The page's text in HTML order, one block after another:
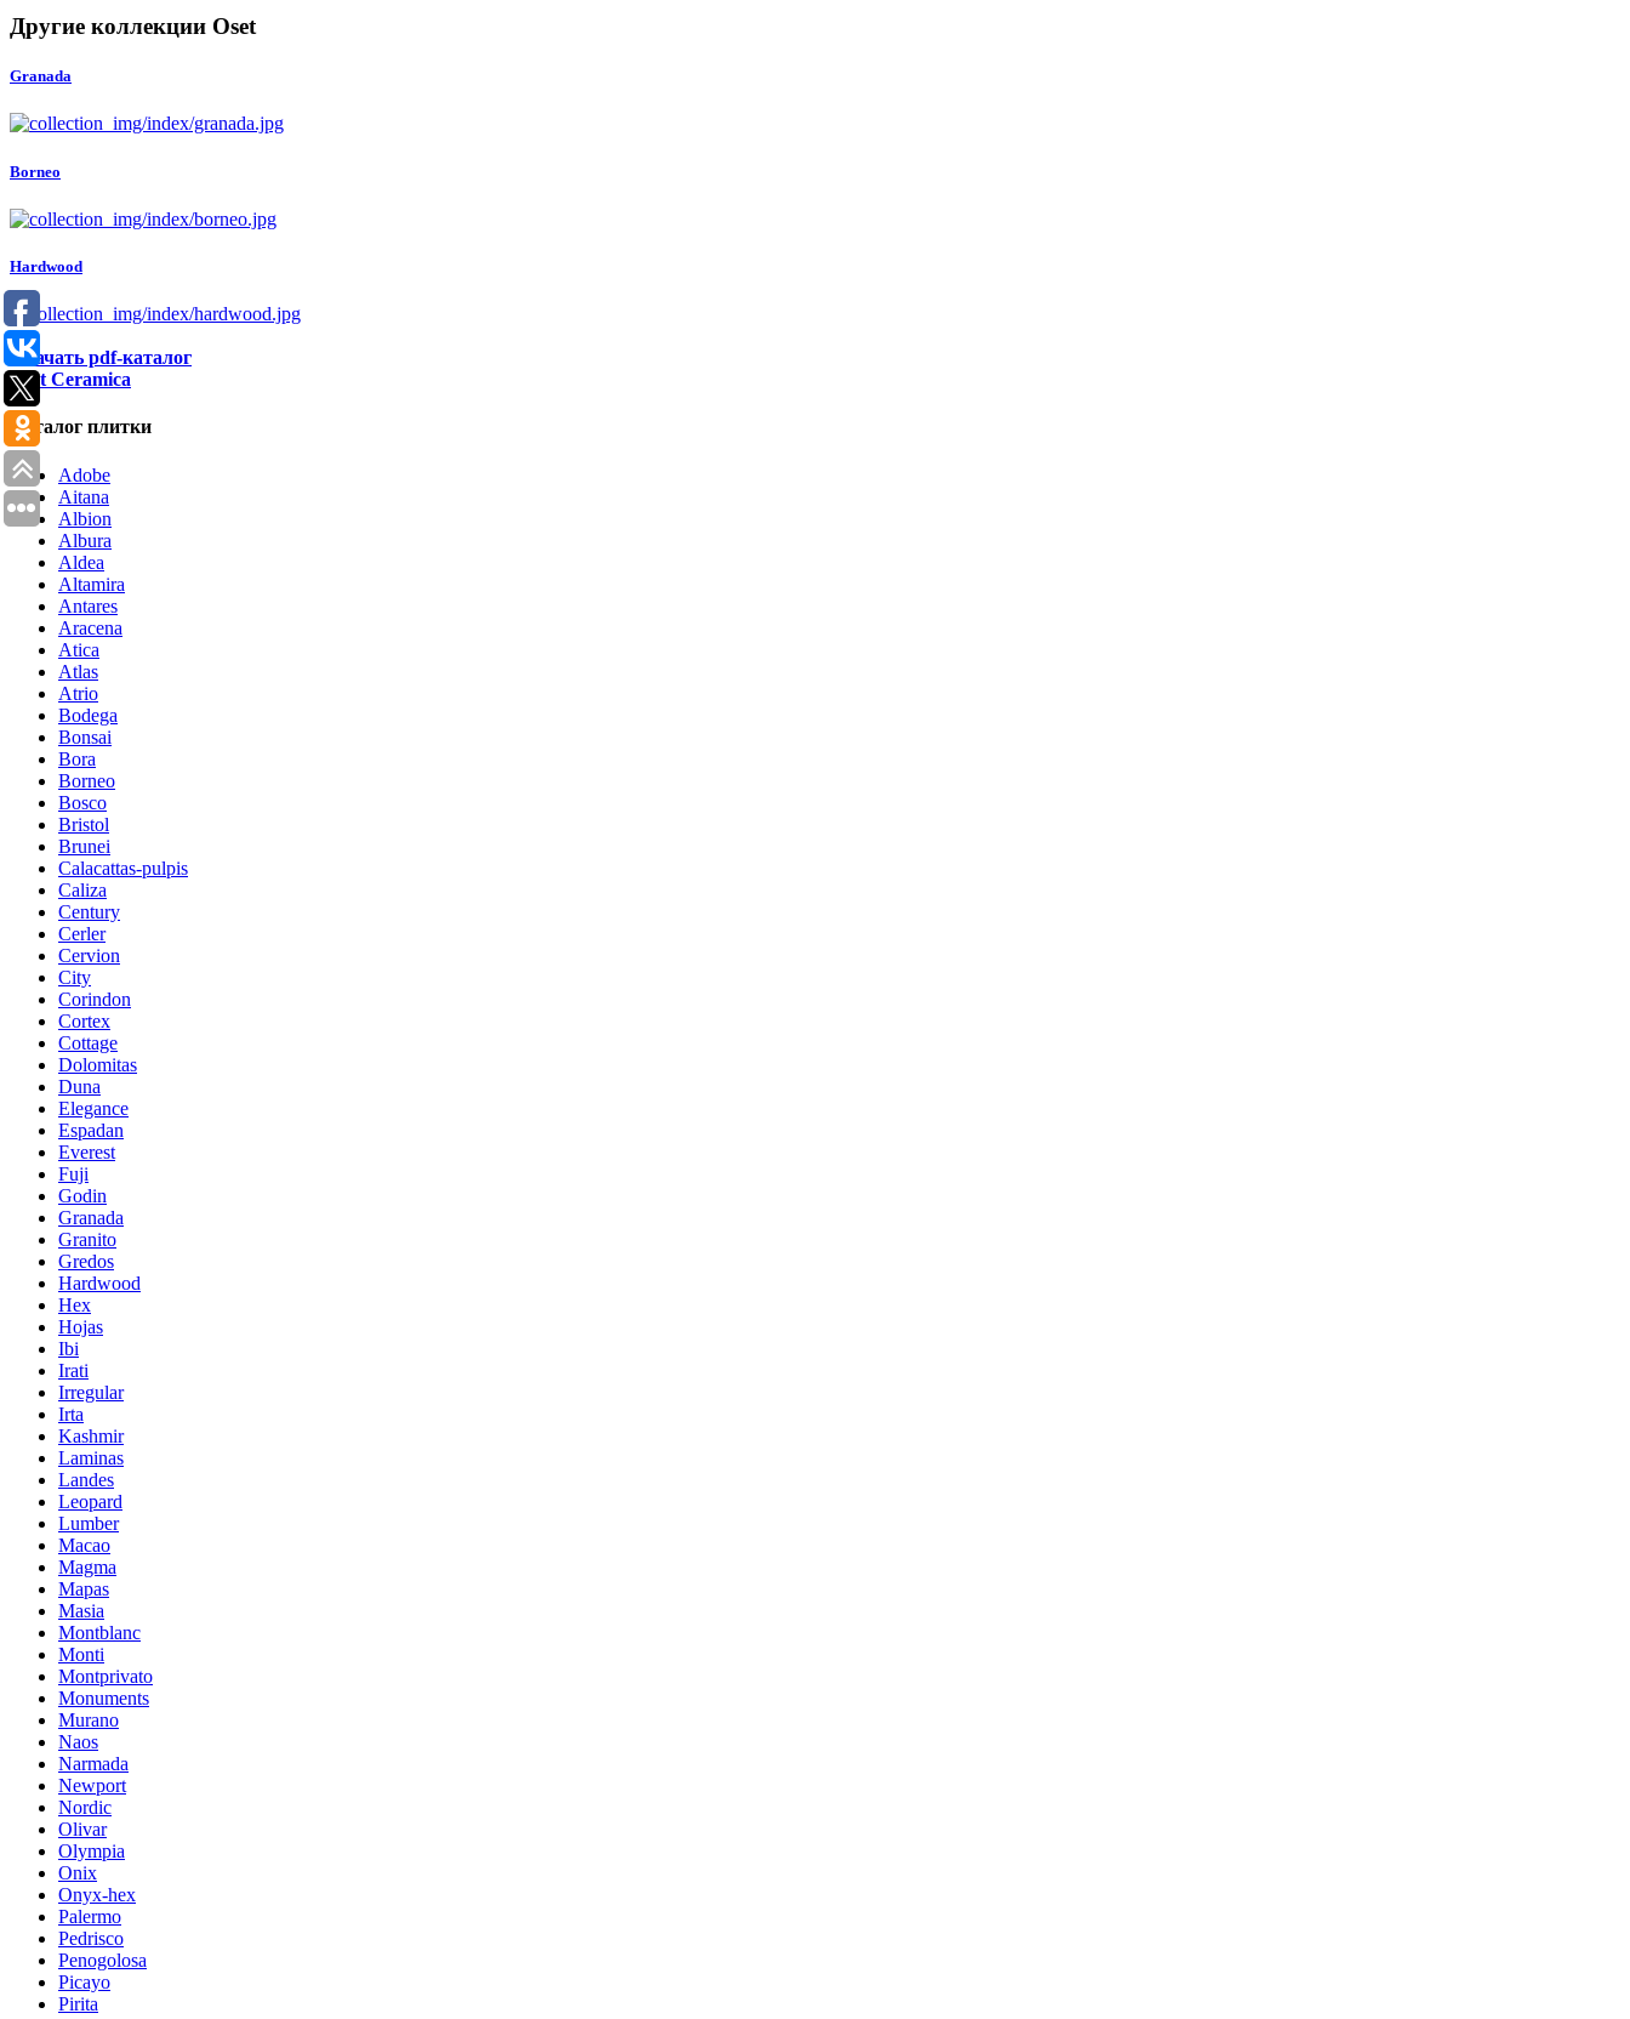
Другие коллекции Oset
Granada
Borneo
Hardwood
Скачать pdf-каталог
Oset Ceramica
Каталог плитки
Adobe
Aitana
Albion
Albura
Aldea
Altamira
Antares
Aracena
Atica
Atlas
Atrio
Bodega
Bonsai
Bora
Borneo
Bosco
Bristol
Brunei
Calacattas-pulpis
Caliza
Century
Cerler
Cervion
City
Corindon
Cortex
Cottage
Dolomitas
Duna
Elegance
Espadan
Everest
Fuji
Godin
Granada
Granito
Gredos
Hardwood
Hex
Hojas
Ibi
Irati
Irregular
Irta
Kashmir
Laminas
Landes
Leopard
Lumber
Macao
Magma
Mapas
Masia
Montblanc
Monti
Montprivato
Monuments
Murano
Naos
Narmada
Newport
Nordic
Olivar
Olympia
Onix
Onyx-hex
Palermo
Pedrisco
Penogolosa
Picayo
Pirita